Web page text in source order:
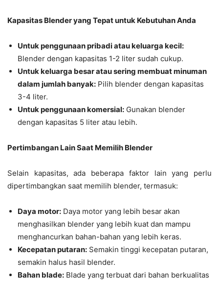
Kapasitas Blender yang Tepat untuk Kebutuhan Anda
Untuk penggunaan pribadi atau keluarga kecil:
Blender dengan kapasitas 1-2 liter sudah cukup.
Untuk keluarga besar atau sering membuat minuman
dalam jumlah banyak: Pilih blender dengan kapasitas
3-4 liter.
Untuk penggunaan komersial: Gunakan blender
dengan kapasitas 5 liter atau lebih.
Pertimbangan Lain Saat Memilih Blender
Selain kapasitas, ada beberapa faktor lain yang perlu
dipertimbangkan saat memilih blender, termasuk:
Daya motor: Daya motor yang lebih besar akan
menghasilkan blender yang lebih kuat dan mampu
menghancurkan bahan-bahan yang lebih keras.
Kecepatan putaran: Semakin tinggi kecepatan putaran,
semakin halus hasil blender.
Bahan blade: Blade yang terbuat dari bahan berkualitas